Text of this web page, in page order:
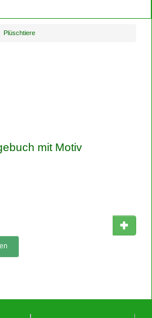
Plüschtiere
mit Motiv